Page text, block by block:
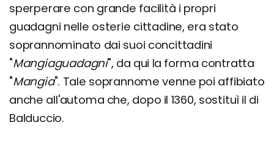
sperperare con grande facilità i propri
guadagni nelle osterie cittadine, era stato
soprannominato dai suoi concittadini
"Mangiaguadagni", da qui la forma contratta
"Mangia". Tale soprannome venne poi affibiato
anche all'automa che, dopo il 1360, sostituì il di
Balduccio.